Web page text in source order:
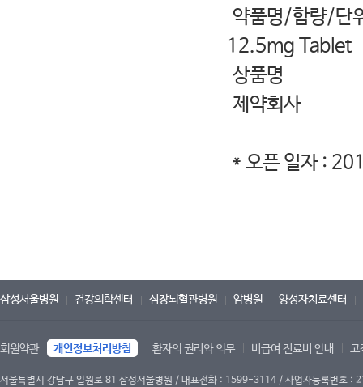
약품명/함량/
12.5mg Tablet
상품명 세
제약회사 한
* 오픈 일자 :
삼성서울병원 건강의학센터 심장뇌혈관병원 암병원 양성자치료센터
회원약관 개인정보처리방침 환자의 권리와 의무 비급여 진료비 안내 고
서울특별시 강남구 일원로 81 삼성서울병원 / 대표전화 : 1599-3114 / 사업자등록번호